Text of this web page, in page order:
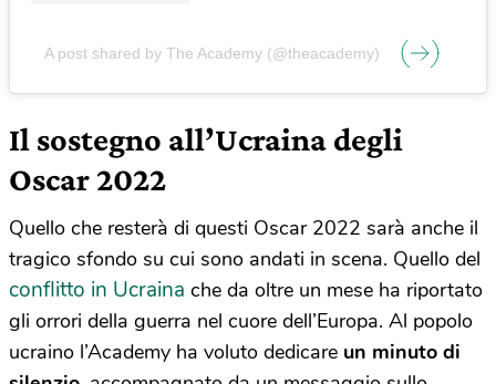
A post shared by The Academy (@theacademy)
Il sostegno all’Ucraina degli
Oscar 2022
Quello che resterà di questi Oscar 2022 sarà anche il
tragico sfondo su cui sono andati in scena. Quello del
conflitto in Ucraina che da oltre un mese ha riportato
gli orrori della guerra nel cuore dell’Europa. Al popolo
ucraino l’Academy ha voluto dedicare un minuto di